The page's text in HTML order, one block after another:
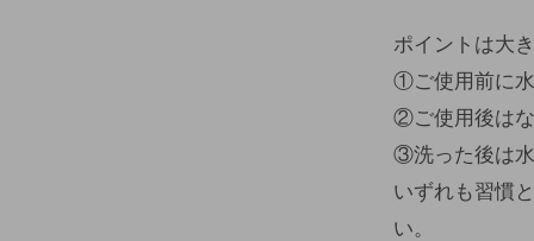
ポイントは大
①ご使用前に
②ご使用後は
③洗った後は
いずれも習慣
い。